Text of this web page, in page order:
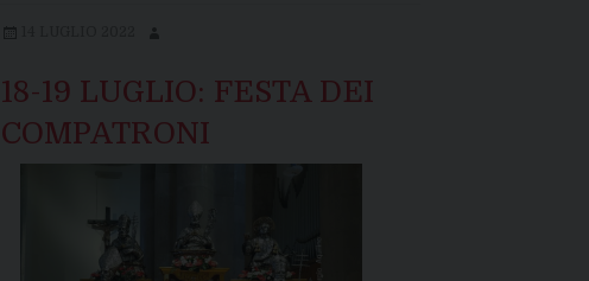
PER
I
COMPATRONI
18-19 LUGLIO: FESTA DEI
COMPATRONI